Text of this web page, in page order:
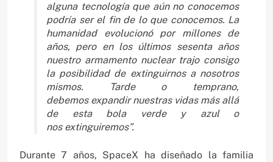
alguna tecnología que aún no conocemos
podría ser el fin de lo que conocemos. La
humanidad evolucionó por millones de
años, pero en los últimos sesenta años
nuestro armamento nuclear trajo consigo
la posibilidad de extinguirnos a nosotros
mismos. Tarde o temprano,
debemos expandir nuestras vidas más allá
de esta bola
verde y azul o
nos extinguiremos”.
Durante 7 años, SpaceX ha diseñado la familia